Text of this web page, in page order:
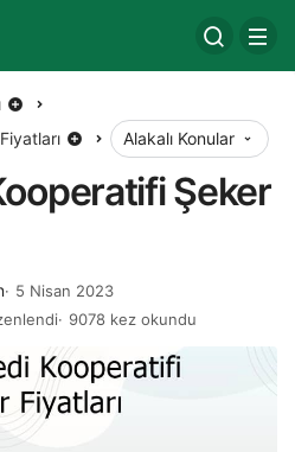
Alakalı Konular
Şeker
5 Nisan 2023
9078 kez okundu